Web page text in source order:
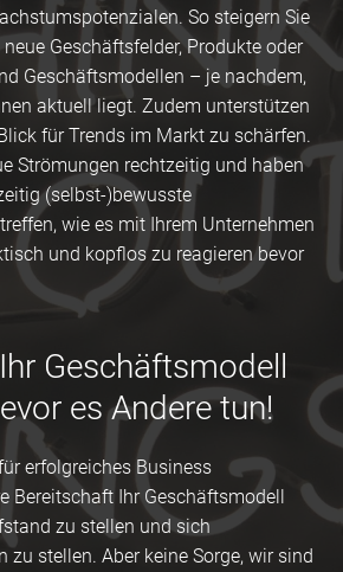
So steigern Sie
Geschäftsfelder, Produkte oder
Geschäftsmodellen – je nachdem,
aktuell liegt. Zudem unterstützen
für Trends im Markt zu schärfen.
Strömungen rechtzeitig und haben
(selbst-)bewusste
wie es mit Ihrem Unternehmen
und kopflos zu reagieren bevor
Geschäftsmodell
es Andere tun!
erfolgreiches Business
Bereitschaft Ihr Geschäftsmodell
zu stellen und sich
zu stellen. Aber keine Sorge, wir sind